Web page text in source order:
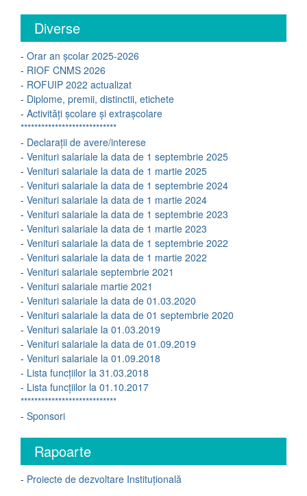
Diverse
- Orar an școlar 2025-2026
- RIOF CNMS 2026
- ROFUIP 2022 actualizat
- Diplome, premii, distinctii, etichete
- Activități școlare și extrașcolare
****************************
- Declarații de avere/interese
- Venituri salariale la data de 1 septembrie 2025
- Venituri salariale la data de 1 martie 2025
- Venituri salariale la data de 1 septembrie 2024
- Venituri salariale la data de 1 martie 2024
- Venituri salariale la data de 1 septembrie 2023
- Venituri salariale la data de 1 martie 2023
- Venituri salariale la data de 1 septembrie 2022
- Venituri salariale la data de 1 martie 2022
- Venituri salariale septembrie 2021
- Venituri salariale martie 2021
- Venituri salariale la data de 01.03.2020
- Venituri salariale la data de 01 septembrie 2020
- Venituri salariale la 01.03.2019
- Venituri salariale la data de 01.09.2019
- Venituri salariale la 01.09.2018
- Lista funcțiilor la 31.03.2018
- Lista funcțiilor la 01.10.2017
****************************
- Sponsori
Rapoarte
- Proiecte de dezvoltare Instituțională